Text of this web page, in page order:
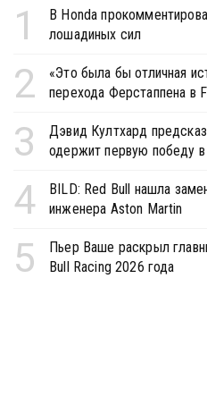
1
В Honda
лошадиных сил
2
«Это была бы отличная
перехода Ферстаппена в
3
Дэвид Култхард
одержит первую победу
4
BILD: Red Bull нашла
инженера Aston Martin
5
Пьер Ваше раскрыл
Bull Racing 2026 года